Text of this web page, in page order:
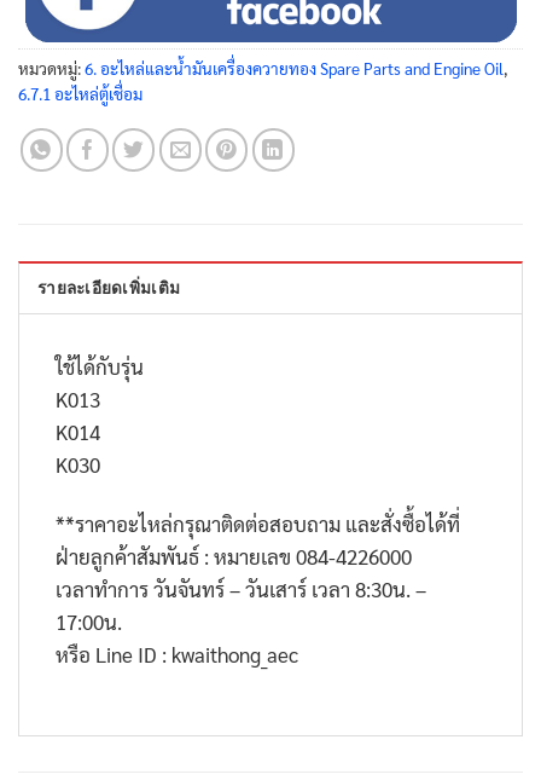
หมวดหมู่:6. อะไหล่และน้ำมันเครื่องควายทอง Spare Parts and Engine Oil
6.7.1 อะไหล่ตู้เชื่อม
รายละเอียดเพิ่มเติม
ใช้ได้กับรุ่น
K013
K014
K030
**ราคาอะไหล่กรุณาติดต่อสอบถาม และสั่งซื้อได้ที่
ฝ่ายลูกค้าสัมพันธ์ : หมายเลข 084-4226000
เวลาทำการ วันจันทร์ – วันเสาร์ เวลา 8:30น. –
17:00น.
หรือ Line ID : kwaithong_aec